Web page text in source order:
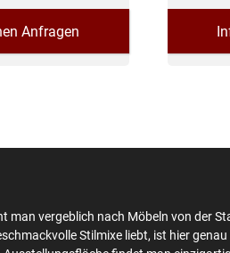
Anfragen
man vergeblich nach Möbeln von der
Stilmixe liebt, ist hier